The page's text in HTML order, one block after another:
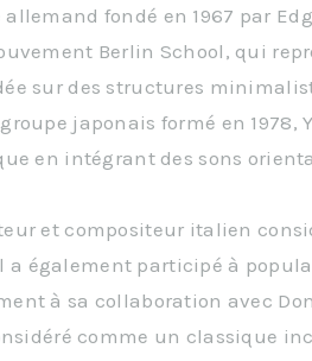
allemand fondé en 1967 par
Berlin School, qui
sur des structures
japonais formé en 1978,
en intégrant des sons
et compositeur italien
a également participé à
à sa collaboration avec
comme un classique